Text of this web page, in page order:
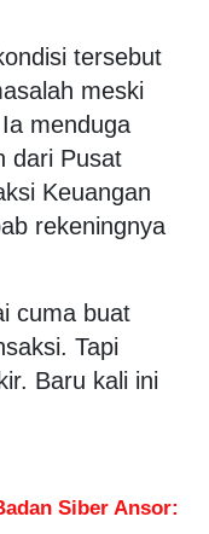
tersebut
meski
menduga
dari Pusat
Keuangan
rekeningnya
cuma buat
Tapi
Baru kali ini
Siber Ansor: